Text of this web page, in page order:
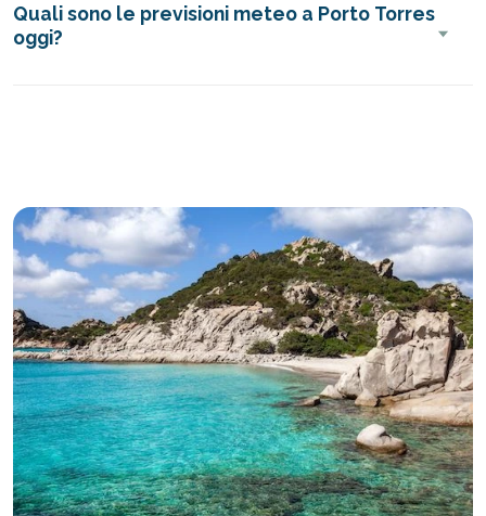
Quali sono le previsioni meteo a Porto Torres
oggi?